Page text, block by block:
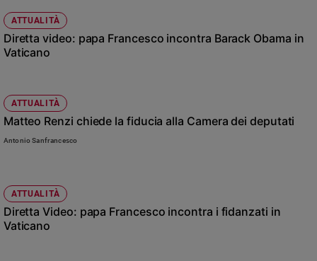
ATTUALITÀ
Diretta video: papa Francesco incontra Barack Obama in
Vaticano
ATTUALITÀ
Matteo Renzi chiede la fiducia alla Camera dei deputati
Antonio Sanfrancesco
ATTUALITÀ
Diretta Video: papa Francesco incontra i fidanzati in
Vaticano